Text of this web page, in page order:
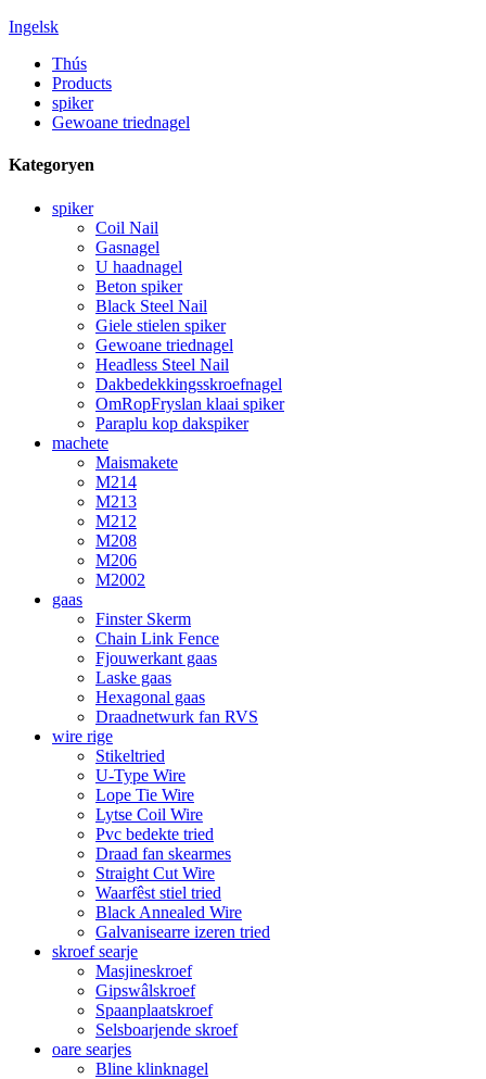
Ingelsk
Thús
Products
spiker
Gewoane triednagel
Kategoryen
spiker
Coil Nail
Gasnagel
U haadnagel
Beton spiker
Black Steel Nail
Giele stielen spiker
Gewoane triednagel
Headless Steel Nail
Dakbedekkingsskroefnagel
OmRopFryslan klaai spiker
Paraplu kop dakspiker
machete
Maismakete
M214
M213
M212
M208
M206
M2002
gaas
Finster Skerm
Chain Link Fence
Fjouwerkant gaas
Laske gaas
Hexagonal gaas
Draadnetwurk fan RVS
wire rige
Stikeltried
U-Type Wire
Lope Tie Wire
Lytse Coil Wire
Pvc bedekte tried
Draad fan skearmes
Straight Cut Wire
Waarfêst stiel tried
Black Annealed Wire
Galvanisearre izeren tried
skroef searje
Masjineskroef
Gipswâlskroef
Spaanplaatskroef
Selsboarjende skroef
oare searjes
Bline klinknagel